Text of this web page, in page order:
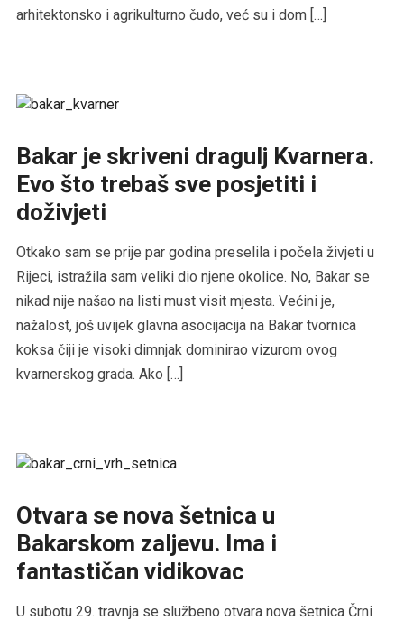
arhitektonsko i agrikulturno čudo, već su i dom […]
Bakar je skriveni dragulj Kvarnera.
Evo što trebaš sve posjetiti i
doživjeti
Otkako sam se prije par godina preselila i počela živjeti u
Rijeci, istražila sam veliki dio njene okolice. No, Bakar se
nikad nije našao na listi must visit mjesta. Većini je,
nažalost, još uvijek glavna asocijacija na Bakar tvornica
koksa čiji je visoki dimnjak dominirao vizurom ovog
kvarnerskog grada. Ako […]
Otvara se nova šetnica u
Bakarskom zaljevu. Ima i
fantastičan vidikovac
U subotu 29. travnja se službeno otvara nova šetnica Črni